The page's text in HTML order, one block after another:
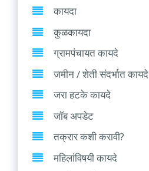
कायदा
कुळकायदा
ग्रामपंचायत कायदे
जमीन / शेती संदर्भात कायदे
जरा हटके कायदे
जॉब अपडेट
तक्रार कशी करावी?
महिलांविषयी कायदे